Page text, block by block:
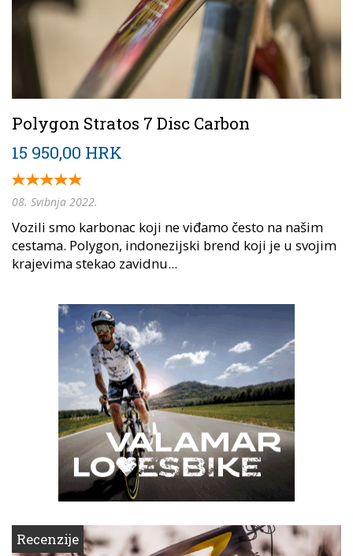
Polygon Stratos 7 Disc Carbon
15 950,00 HRK
08. Svibnja 2022.
Vozili smo karbonac koji ne viđamo često na našim
cestama. Polygon, indonezijski brend koji je u svojim
krajevima stekao zavidnu...
Recenzije